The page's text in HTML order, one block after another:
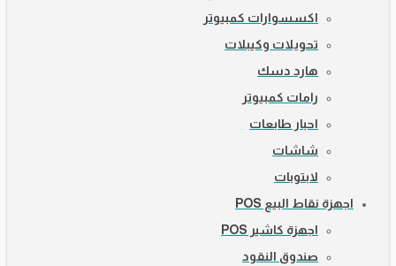
اكسسوارات كمبيوتر
تحويلات وكيبلات
هارد دسك
رامات كمبيوتر
احبار طابعات
شاشات
لابتوبات
اجهزة نقاط البيع POS
اجهزة كاشير POS
صندوق النقود